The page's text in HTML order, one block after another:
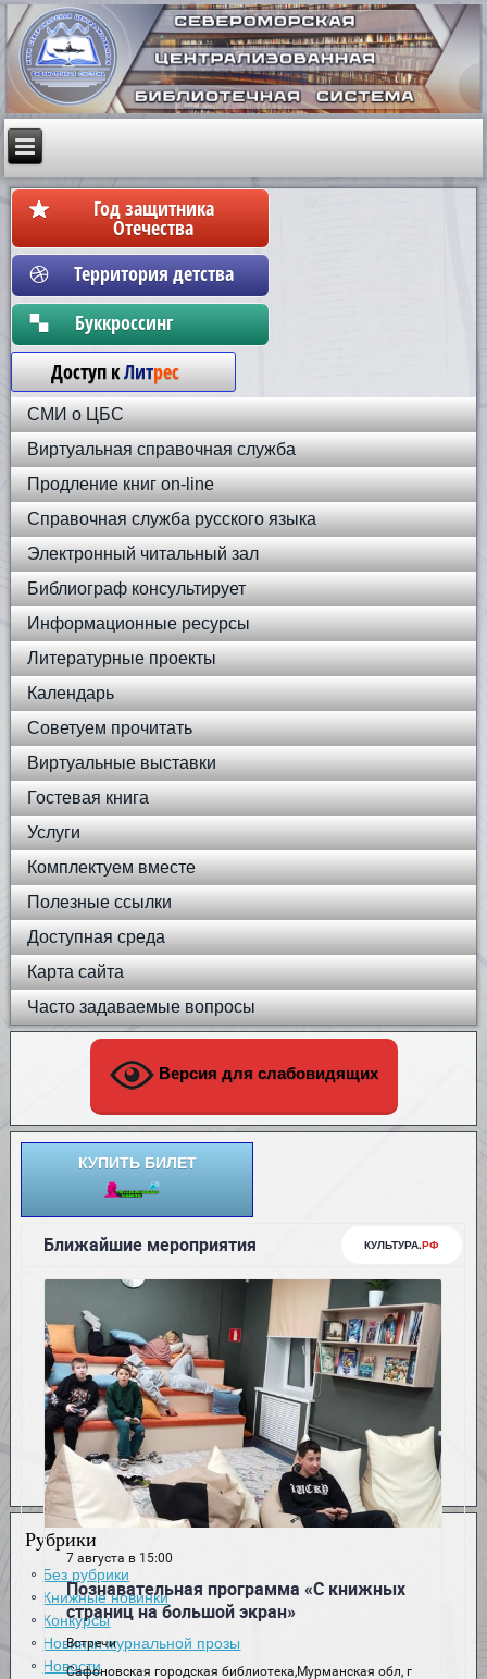
Год защитника
Отечества
Территория детства
Бyккpoccинг
Доступ кЛитрес
СМИ о ЦБС
Виртуальная справочная служба
Продление книг on-line
Справочная служба русского языка
Электронный читальный зал
Библиограф консультирует
Информационные ресурсы
Литературные проекты
Календарь
Советуем прочитать
Виртуальные выставки
Гостевая книга
Услуги
Комплектуем вместе
Полезные ссылки
Доступная среда
Карта сайта
Часто задаваемые вопросы
Версия для слабовидящих
КУПИТЬ БИЛЕТ
Рубрики
Без рубрики
Книжные новинки
Конкурсы
Новинки журнальной прозы
Новости